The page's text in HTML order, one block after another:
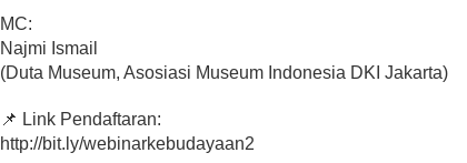
MC:
Najmi Ismail
(Duta Museum, Asosiasi Museum Indonesia DKI Jakarta)
📌 Link Pendaftaran:
http://bit.ly/webinarkebudayaan2